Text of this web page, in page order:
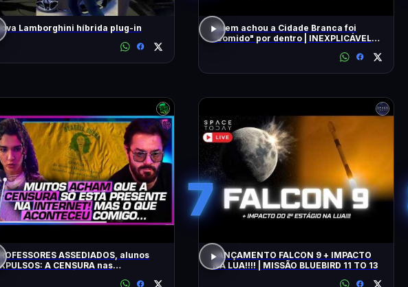
Lamborghini híbrida plug-in
Quem achou a Cidade Branca foi
"comido" por dentro | INEXPLICÁVEL
ASSEDIADOS, alunos
A CENSURA nas
7
LANÇAMENTO FALCON 9 + IMPACTO
NA LUA!!!! | MISSÃO BLUEBIRD 11 TO 13